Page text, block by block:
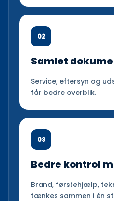
02
Samlet
Service, eftersyn og
får bedre overblik.
03
Bedre kontrol
Brand, førstehjælp,
tænkes sammen i én